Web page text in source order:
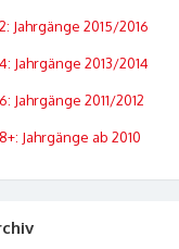
Jahrgänge 2015/2016
Jahrgänge 2013/2014
Jahrgänge 2011/2012
Jahrgänge ab 2010